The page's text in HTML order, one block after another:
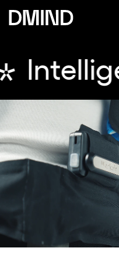
clothing